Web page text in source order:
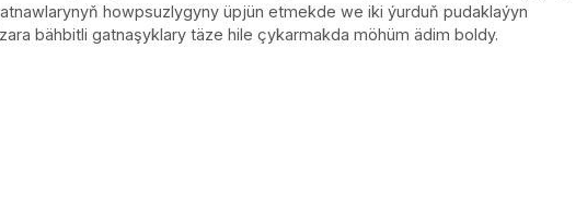
howpsuzlygyny üpjün etmekde we iki ýurduň pudaklaýyn
bähbitli gatnaşyklary täze hile çykarmakda möhüm ädim boldy.